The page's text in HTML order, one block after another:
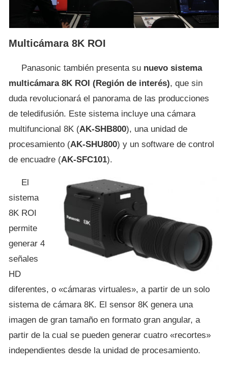
Multicámara 8K ROI
Panasonic también presenta su nuevo sistema
multicámara 8K ROI (Región de interés), que sin
duda revolucionará el panorama de las producciones
de teledifusión. Este sistema incluye una cámara
multifuncional 8K (AK-SHB800), una unidad de
procesamiento (AK-SHU800) y un software de control
de encuadre (AK-SFC101).
El
sistema
8K ROI
permite
generar 4
señales
HD
diferentes, o «cámaras virtuales», a partir de un solo
sistema de cámara 8K. El sensor 8K genera una
imagen de gran tamaño en formato gran angular, a
partir de la cual se pueden generar cuatro «recortes»
independientes desde la unidad de procesamiento.